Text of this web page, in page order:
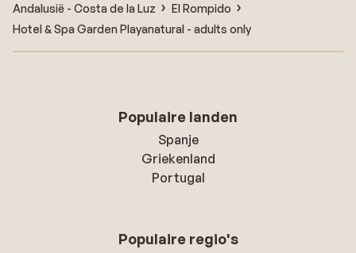
Andalusië - Costa de la Luz
El Rompido
Hotel & Spa Garden Playanatural - adults only
Populaire landen
Spanje
Griekenland
Portugal
Populaire regio's